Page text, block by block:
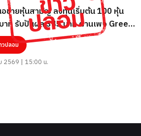
อขายหุ้นสามัญ ลงทุนเริ่มต้น 100 หุ้น
าท รับปันผล 345 บาท ผ่านเพจ Green
- ดัชนีธุรกิจพลังงาน
วปลอม
2569 | 15:00 น.